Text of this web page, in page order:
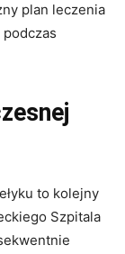
plan leczenia
to kolejny
Szpitala